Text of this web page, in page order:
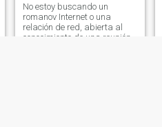
No estoy buscando un
romanov Internet o una
relación de red, abierta al
conocimiento de una reunión